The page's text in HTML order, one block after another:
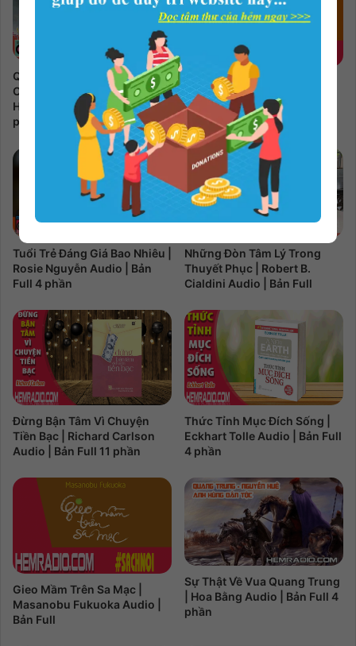
Quà Tặng Tinh Thần Cho
Cuộc Sống | Mark Victor
Hansen Audio | Bản Full 27
phần
Lòng Tốt Của Bạn Cần Thêm
Đôi Phần Sắc Sảo | Mộ Nhan
Ca Audio | Bản Full 7 phần
Tuổi Trẻ Đáng Giá Bao Nhiêu |
Rosie Nguyễn Audio | Bản
Full 4 phần
Những Đòn Tâm Lý Trong
Thuyết Phục | Robert B.
Cialdini Audio | Bản Full
Đừng Bận Tâm Vì Chuyện
Tiền Bạc | Richard Carlson
Audio | Bản Full 11 phần
Thức Tỉnh Mục Đích Sống |
Eckhart Tolle Audio | Bản Full
4 phần
Gieo Mầm Trên Sa Mạc |
Masanobu Fukuoka Audio |
Bản Full
Sự Thật Về Vua Quang Trung
| Hoa Bằng Audio | Bản Full 4
phần